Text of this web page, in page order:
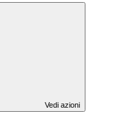
Vedi azioni